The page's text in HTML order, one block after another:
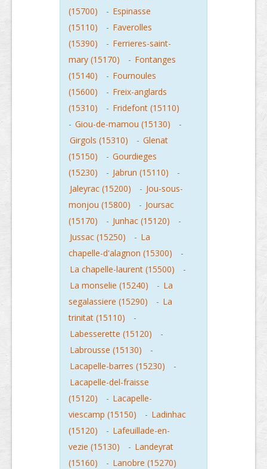
(15700)
- Espinasse
(15110)
- Faverolles
(15390)
- Ferrieres-saint-
mary (15170)
- Fontanges
(15140)
- Fournoules
(15600)
- Freix-anglards
(15310)
- Fridefont (15110)
- Giou-de-mamou (15130)
-
Girgols (15310)
- Glenat
(15150)
- Gourdieges
(15230)
- Jabrun (15110)
-
Jaleyrac (15200)
- Jou-sous-
monjou (15800)
- Joursac
(15170)
- Junhac (15120)
-
Jussac (15250)
- La
chapelle-d'alagnon (15300)
-
La chapelle-laurent (15500)
-
La monselie (15240)
- La
segalassiere (15290)
- La
trinitat (15110)
-
Labesserette (15120)
-
Labrousse (15130)
-
Lacapelle-barres (15230)
-
Lacapelle-del-fraisse
(15120)
- Lacapelle-
viescamp (15150)
- Ladinhac
(15120)
- Lafeuillade-en-
vezie (15130)
- Landeyrat
(15160)
- Lanobre (15270)